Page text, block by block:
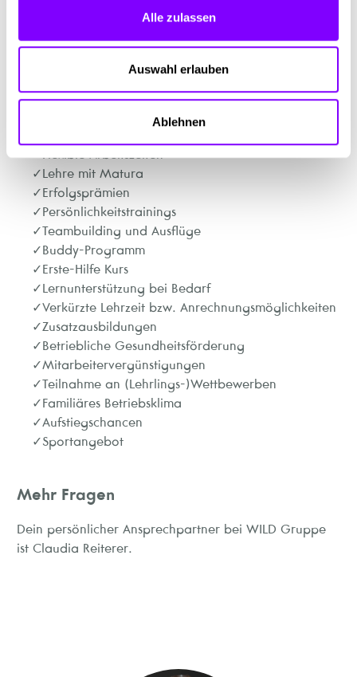
Alle zulassen
Auswahl erlauben
Ablehnen
Du erzeugst unterschiedlichste
womit die thermische, korrosive und optische
Eigenschaft verändert wird
Flexible Arbeitszeiten
Lehre mit Matura
Erfolgsprämien
Persönlichkeitstrainings
Teambuilding und Ausflüge
Buddy-Programm
Erste-Hilfe Kurs
Lernunterstützung bei Bedarf
Verkürzte Lehrzeit bzw. Anrechnungsmöglichkeiten
Zusatzausbildungen
Betriebliche Gesundheitsförderung
Mitarbeitervergünstigungen
Teilnahme an (Lehrlings-)Wettbewerben
Familiäres Betriebsklima
Aufstiegschancen
Sportangebot
Mehr Fragen
Dein persönlicher Ansprechpartner bei WILD Gruppe
ist Claudia Reiterer.